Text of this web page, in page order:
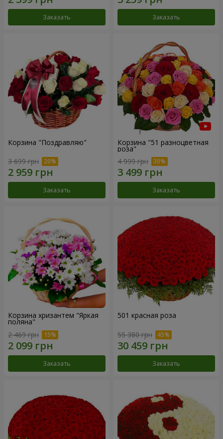
Заказать Заказать
Корзина "Поздравляю"
3 699 грн
Заказать
Корзина "51 разноцветная
роза"
4 999 грн
Заказать
Корзина хризантем "Яркая
поляна"
2 469 грн
Заказать
501 красная роза
55 380 грн
Заказать